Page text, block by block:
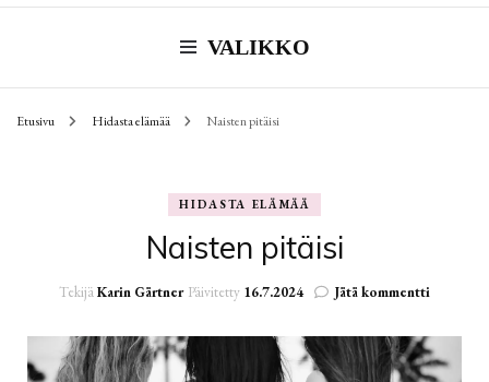
VALIKKO
Etusivu Hidasta elämää Naisten pitäisi
HIDASTA ELÄMÄÄ
Naisten pitäisi
TekijäKarin Gärtner Päivitetty 16.7.2024 Jätä kommentti
pitäisi